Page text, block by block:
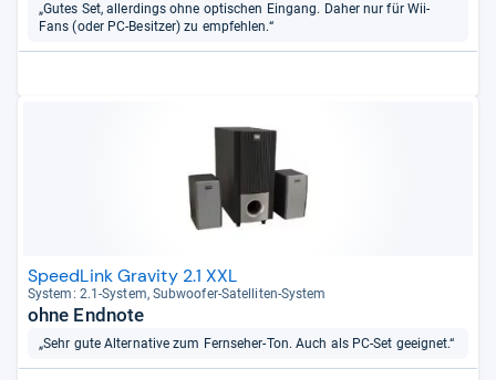
„Gutes Set, allerdings ohne optischen Eingang. Daher nur für Wii-
Fans (oder PC-Besitzer) zu empfehlen.“
SpeedLink Gravity 2.1 XXL
Sys­tem: 2.1-​Sys­tem, Sub­woofer-​Satel­li­ten-​Sys­tem
ohne Endnote
„Sehr gute Alternative zum Fernseher-Ton. Auch als PC-Set geeignet.“